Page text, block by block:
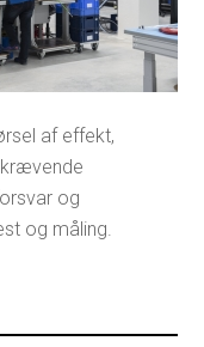
af effekt,
og
og måling.